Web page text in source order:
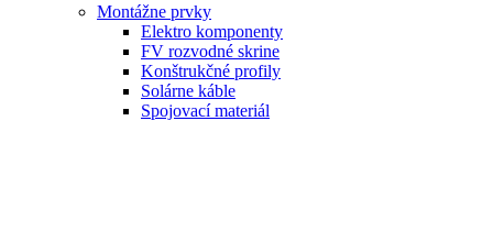
Montážne prvky
Elektro komponenty
FV rozvodné skrine
Konštrukčné profily
Solárne káble
Spojovací materiál